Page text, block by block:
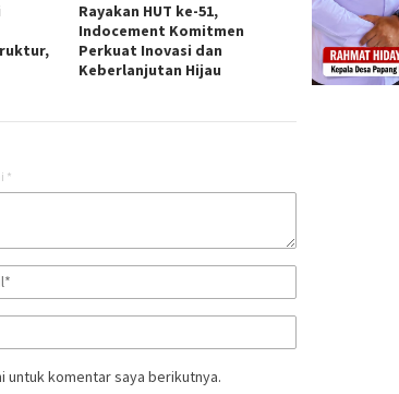
Rayakan HUT ke-51,
Indocement Komitmen
Perkuat Inovasi dan
Keberlanjutan Hijau
*
untuk komentar saya berikutnya.